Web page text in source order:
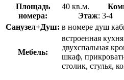
Площадь
номера:
40 кв.м.
Этаж: 3-4
Санузел+Душ: в номере душ
Мебель:
встроенная
двухспальная
шкаф,
столик, стулья,